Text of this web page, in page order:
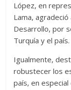
López, en
Lama,
Desarrollo, por
Turquía y el país.
Igualmente,
robustecer los
país, en